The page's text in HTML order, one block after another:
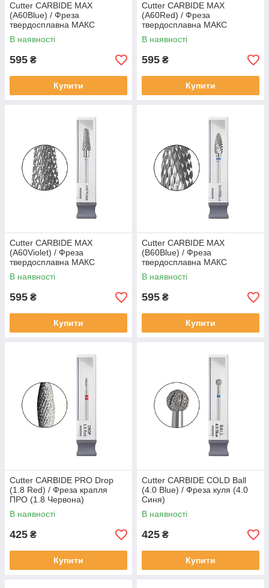
Cutter CARBIDE MAX
(A60Blue) / Фреза
твердосплавна МАКС
(A60Синя)
В наявності
595 ₴
Купити
Cutter CARBIDE MAX
(A60Red) / Фреза
твердосплавна МАКС
(A60Червона)
В наявності
595 ₴
Купити
Cutter CARBIDE MAX
(A60Violet) / Фреза
твердосплавна МАКС
(A60Фіолетова)
В наявності
595 ₴
Купити
Cutter CARBIDE MAX
(B60Blue) / Фреза
твердосплавна МАКС
(B60Синя)
В наявності
595 ₴
Купити
Cutter CARBIDE PRO Drop
(1.8 Red) / Фреза крапля
ПРО (1.8 Червона)
В наявності
425 ₴
Купити
Cutter CARBIDE COLD Ball
(4.0 Blue) / Фреза куля (4.0
Синя)
В наявності
425 ₴
Купити